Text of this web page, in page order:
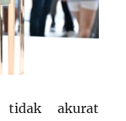
tidak akurat